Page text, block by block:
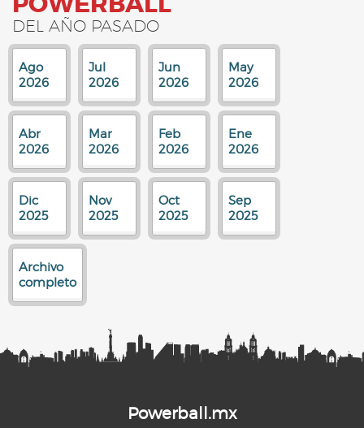
DEL AÑO PASADO
Ago
2026
Jul
2026
Jun
2026
May
2026
Abr
2026
Mar
2026
Feb
2026
Ene
2026
Dic
2025
Nov
2025
Oct
2025
Sep
2025
Archivo
completo
Powerball.mx